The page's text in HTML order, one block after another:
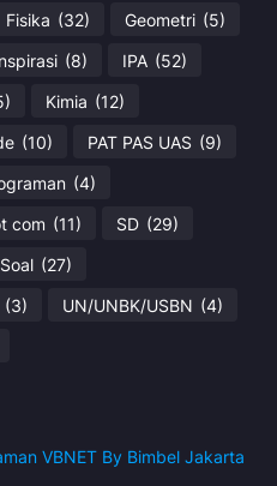
Fisika (32) Geometri (5)
(8) IPA (52)
Kimia (12)
(10) PAT PAS UAS (9)
(4)
com (11) SD (29)
Soal (27)
(3) UN/UNBK/USBN (4)